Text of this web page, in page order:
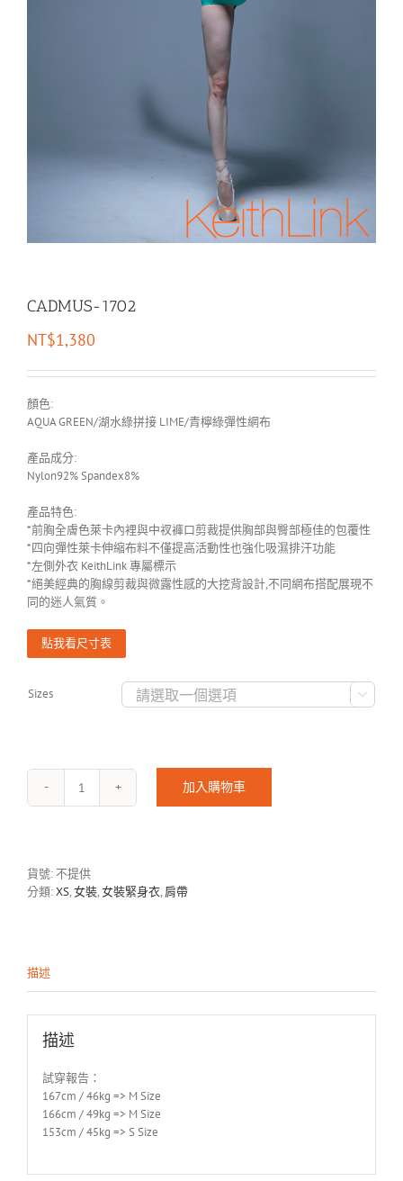
CADMUS-1702
NT$1,380
顏色:
AQUA GREEN/湖水綠拼接 LIME/青檸綠彈性網布
產品成分:
Nylon92% Spandex8%
產品特色:
*前胸全膚色萊卡內裡與中衩褲口剪裁提供胸部與臀部極佳的包覆性
*四向彈性萊卡伸縮布料不僅提高活動性也強化吸濕排汗功能
*左側外衣 KeithLink 專屬標示
*絕美經典的胸線剪裁與微露性感的大挖背設計,不同網布搭配展現不
同的迷人氣質。
點我看尺寸表
Sizes 
CADMUS-
加入購物車
貨號:不提供
分類:XS,女裝,女裝緊身衣, 肩帶
描述
描述
試穿報告：
167cm / 46kg => M Size
166cm / 49kg => M Size
153cm / 45kg => S Size